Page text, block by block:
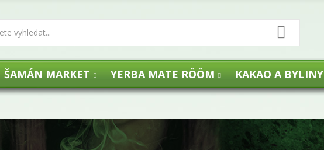
ŠAMÁN MARKET YERBA MATE RÖÖM KAKAO A BYLINY